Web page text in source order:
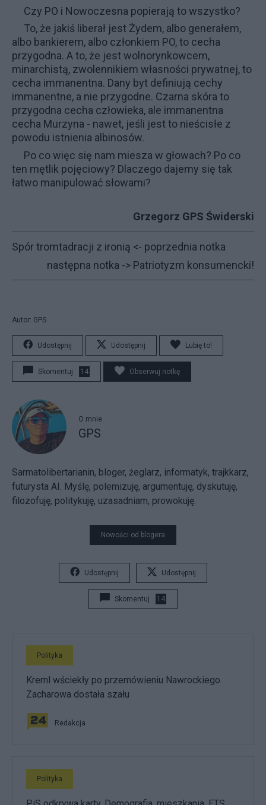
Czy PO i Nowoczesna popierają to wszystko?
To, że jakiś liberał jest Żydem, albo generałem,
albo bankierem, albo członkiem PO, to cecha
przygodna. A to, że jest wolnorynkowcem,
minarchistą, zwolennikiem własności prywatnej, to
cecha immanentna. Dany byt definiują cechy
immanentne, a nie przygodne. Czarna skóra to
przygodna cecha człowieka, ale immanentna
cecha Murzyna - nawet, jeśli jest to nieścisłe z
powodu istnienia albinosów.
Po co więc się nam miesza w głowach? Po co
ten mętlik pojęciowy? Dlaczego dajemy się tak
łatwo manipulować słowami?
Grzegorz GPS Świderski
Spór tromtadracji z ironią <- poprzednia notka
następna notka -> Patriotyzm konsumencki!
Autor: GPS
Udostępnij Udostępnij Lubię to!
Skomentuj 14 Obserwuj notkę
O mnie
GPS
Sarmatolibertarianin, bloger, żeglarz, informatyk, trajkkarz,
futurysta AI. Myślę, polemizuję, argumentuję, dyskutuję,
filozofuję, politykuję, uzasadniam, prowokuję.
Nowości od blogera
Udostępnij Udostępnij
Skomentuj 14
Polityka
Kreml wściekły po przemówieniu Nawrockiego.
Zacharowa dostała szału
Redakcja
Polityka